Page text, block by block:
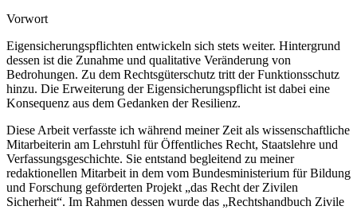
Vorwort
Eigensicherungspflichten entwickeln sich stets weiter. Hintergrund
dessen ist die Zunahme und qualitative Veränderung von
Bedrohungen. Zu dem Rechtsgüterschutz tritt der Funktionsschutz
hinzu. Die Erweiterung der Eigensicherungspflicht ist dabei eine
Konsequenz aus dem Gedanken der Resilienz.
Diese Arbeit verfasste ich während meiner Zeit als wissenschaftliche
Mitarbeiterin am Lehrstuhl für Öffentliches Recht, Staatslehre und
Verfassungsgeschichte. Sie entstand begleitend zu meiner
redaktionellen Mitarbeit in dem vom Bundesministerium für Bildung
und Forschung geförderten Projekt „das Recht der Zivilen
Sicherheit“. Im Rahmen dessen wurde das „Rechtshandbuch Zivile